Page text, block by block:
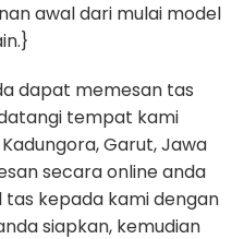
awal dari mulai model
dapat memesan tas
tempat kami
Garut, Jawa
secara online anda
kepada kami dengan
siapkan, kemudian